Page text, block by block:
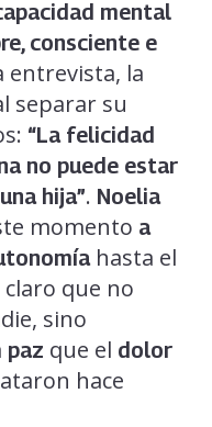
mental
consciente e
entrevista, la
separar su
“La felicidad
no puede estar
hija”. Noelia
momento a
hasta el
que no
sino
paz que el dolor
hace